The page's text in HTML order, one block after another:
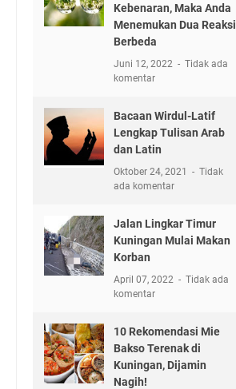
Kebenaran, Maka Anda
Menemukan Dua Reaksi
Berbeda
Juni 12, 2022
Tidak ada
komentar
Bacaan Wirdul-Latif
Lengkap Tulisan Arab
dan Latin
Oktober 24, 2021
Tidak
ada komentar
Jalan Lingkar Timur
Kuningan Mulai Makan
Korban
April 07, 2022
Tidak ada
komentar
10 Rekomendasi Mie
Bakso Terenak di
Kuningan, Dijamin
Nagih!